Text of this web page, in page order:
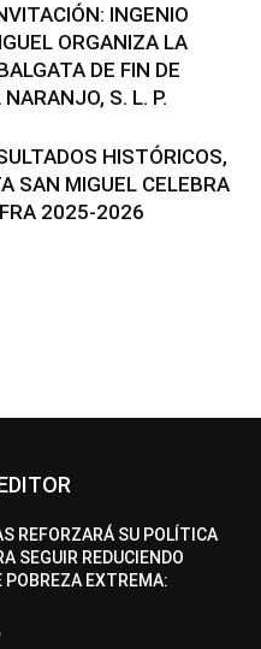
INGENIO
ORGANIZA LA
DE FIN DE
S. L. P.
HISTÓRICOS,
SAN MIGUEL CELEBRA
2025-2026
REFORZARÁ SU POLÍTICA
SEGUIR REDUCIENDO
POBREZA EXTREMA: